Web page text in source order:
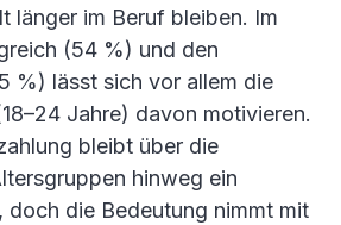
länger im Beruf bleiben. Im
(54 %) und den
%) lässt sich vor allem die
Jahre) davon motivieren.
bleibt über die
hinweg ein
die Bedeutung nimmt mit